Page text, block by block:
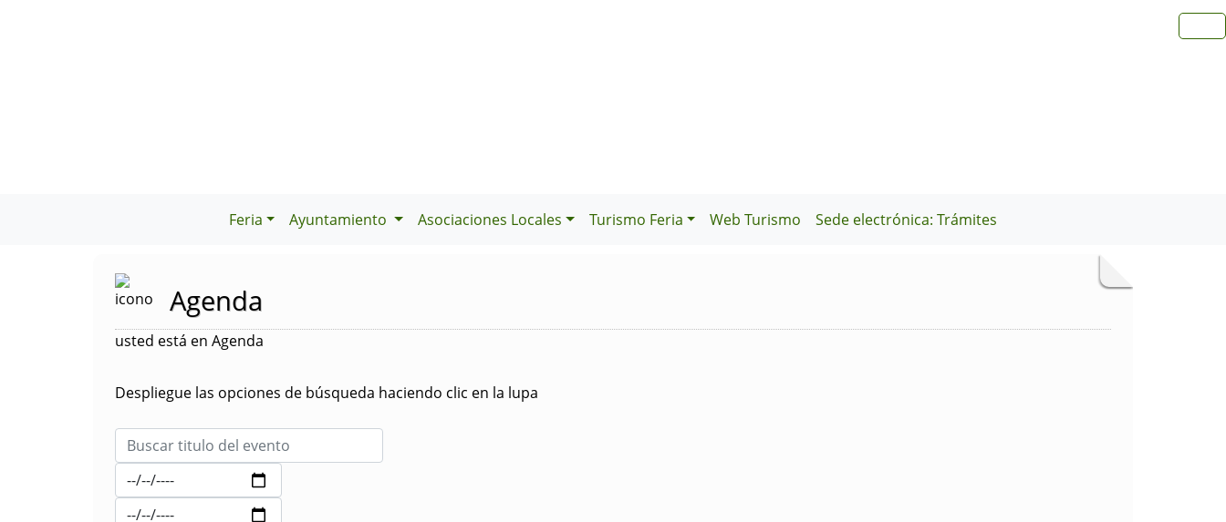
Feria Ayuntamiento Asociaciones Locales Turismo Feria Web Turismo Sede electrónica: Trámites
Agenda
usted está en Agenda
Despliegue las opciones de búsqueda haciendo clic en la lupa